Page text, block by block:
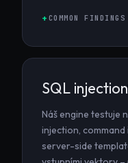
COMMON
SQL injection
Náš engine testuje
injection,
server-side